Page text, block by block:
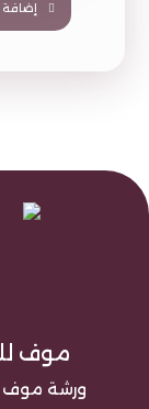
إضافة
موف
ورشة موف